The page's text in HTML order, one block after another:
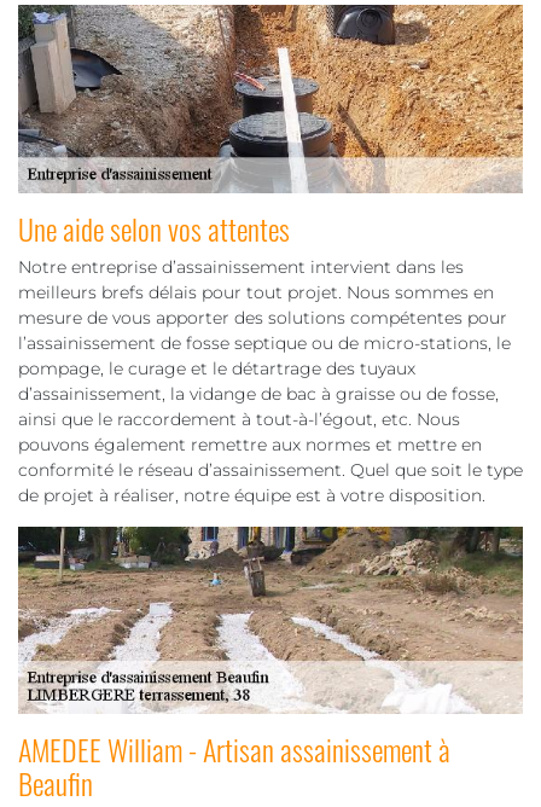
Une aide selon vos attentes
Notre entreprise d’assainissement intervient dans les
meilleurs brefs délais pour tout projet. Nous sommes en
mesure de vous apporter des solutions compétentes pour
l’assainissement de fosse septique ou de micro-stations, le
pompage, le curage et le détartrage des tuyaux
d’assainissement, la vidange de bac à graisse ou de fosse,
ainsi que le raccordement à tout-à-l’égout, etc. Nous
pouvons également remettre aux normes et mettre en
conformité le réseau d’assainissement. Quel que soit le type
de projet à réaliser, notre équipe est à votre disposition.
AMEDEE William - Artisan assainissement à
Beaufin